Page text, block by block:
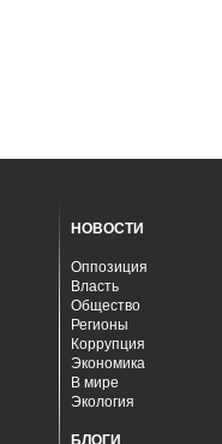
НОВОСТИ
Оппозиция
Власть
Общество
Регионы
Коррупция
Экономика
В мире
Экология
БЛОГИ